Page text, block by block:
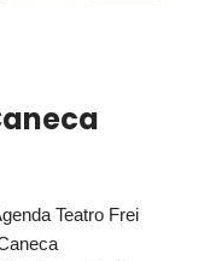
Teatro Frei